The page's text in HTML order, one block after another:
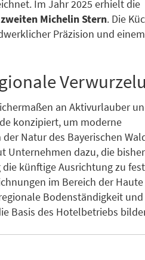
Im Jahr 2025 erhielt die
zweiten Michelin Stern. Die
Präzision und
an Aktivurlauber
konzipiert, um moderne
Natur des Bayerischen
Unternehmen dazu, die
künftige Ausrichtung zu
im Bereich der
Bodenständigkeit
Basis des Hotelbetriebs